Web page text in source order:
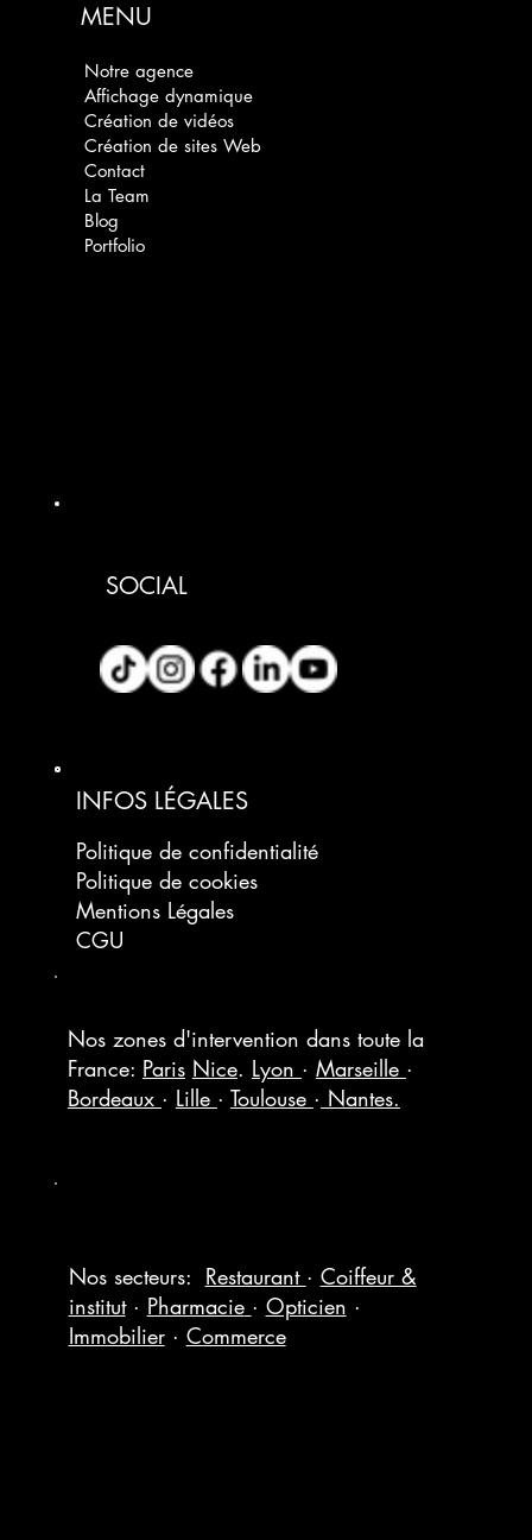
Nos zones d'intervention dans toute la
France: Paris Nice. Lyon · Marseille ·
Bordeaux · Lille · Toulouse · Nantes.
Nos secteurs: Restaurant · Coiffeur &
institut · Pharmacie · Opticien ·
Immobilier· Commerce
MENU
Notre agence
Affichage dynamique
Création de vidéos
Création de sites Web
Contact
La Team
Blog
Portfolio
SOCIAL
INFOS LÉGALES
Politique de confidentialité
Politique de cookies
Mentions Légales
CGU